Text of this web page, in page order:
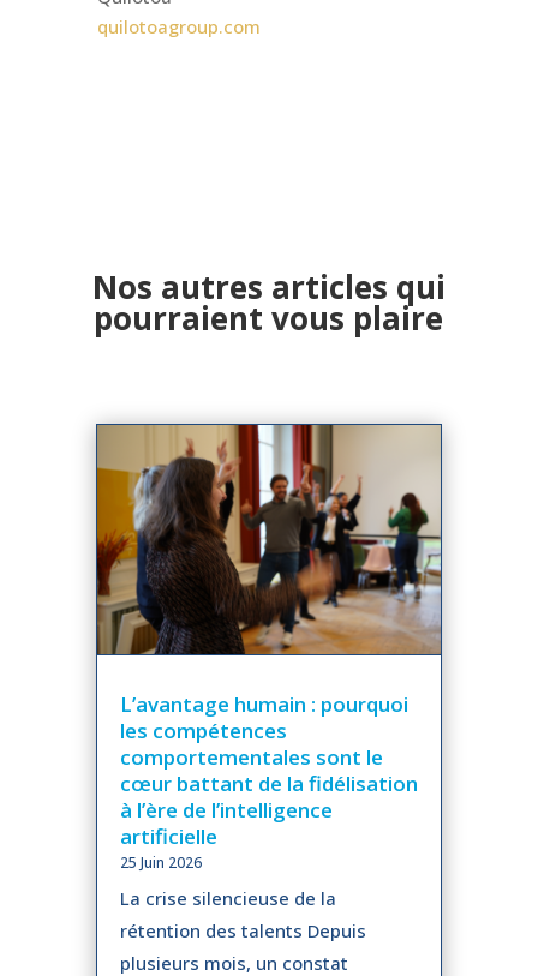
quilotoagroup.com
Nos autres articles qui
pourraient vous plaire
L’avantage humain : pourquoi
les compétences
comportementales sont le
cœur battant de la fidélisation
à l’ère de l’intelligence
artificielle
25 Juin 2026
La crise silencieuse de la
rétention des talents Depuis
plusieurs mois, un constat